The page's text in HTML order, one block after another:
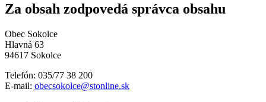
Za obsah zodpovedá správca obsahu
Obec Sokolce
Hlavná 63
94617 Sokolce
Telefón: 035/77 38 200
E-mail: obecsokolce@stonline.sk